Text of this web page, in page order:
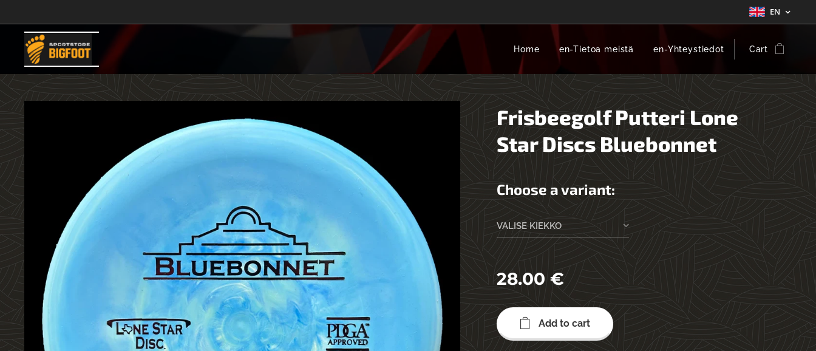
EN
Home en-Tietoa meistä en-Yhteystiedot Cart
Frisbeegolf Putteri Lone
Star Discs Bluebonnet
Choose a variant:
VALISE KIEKKO
28.00 €
Add to cart